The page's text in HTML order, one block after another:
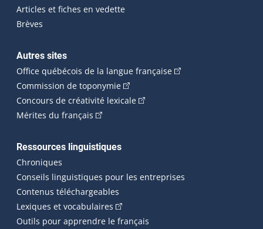
Articles et fiches en vedette
Brèves
Autres sites
Office québécois de la langue française(Cet hyperlien
Commission de toponymie(Cet hyperlien externe s'ouvrira
Concours de créativité lexicale(Cet hyperlien externe
Mérites du français (Cet hyperlien externe s'ouvrira dans une
Ressources linguistiques
Chroniques
Conseils linguistiques pour les entreprises
Contenus téléchargeables
Lexiques et vocabulaires (Cet hyperlien externe s'ouvrira
Outils pour apprendre le français